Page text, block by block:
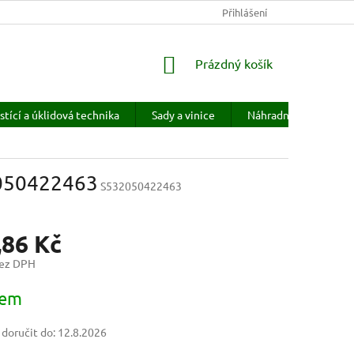
PRODÁVANÉ ZNAČKY
Přihlášení
NÁKUPNÍ
Prázdný košík
a úklidová technika Sady a vinice Náhradní díly
S532050422463
Kč
DPH
do: 12.8.2026